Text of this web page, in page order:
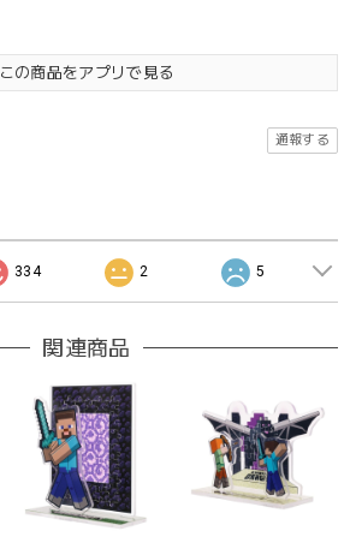
この商品をアプリで見る
通報する
334 2 5
関連商品